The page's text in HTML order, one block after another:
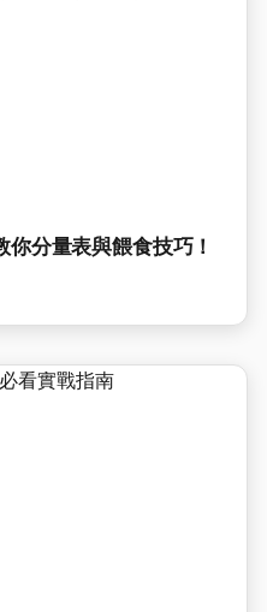
分量表與餵食技巧！